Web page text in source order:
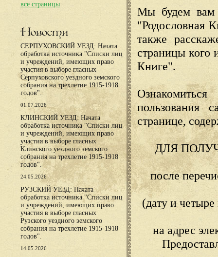
все страницы
Новости
СЕРПУХОВСКИЙ УЕЗД: Начата
обработка источника "Списки лиц
и учреждений, имеющих право
участия в выборе гласных
Серпуховского уездного земского
собрания на трехлетие 1915-1918
годов".
01.07.2026
КЛИНСКИЙ УЕЗД: Начата
обработка источника "Списки лиц
и учреждений, имеющих право
участия в выборе гласных
Клинского уездного земского
собрания на трехлетие 1915-1918
годов".
24.05.2026
РУЗСКИЙ УЕЗД: Начата
обработка источника "Списки лиц
и учреждений, имеющих право
участия в выборе гласных
Рузского уездного земского
собрания на трехлетие 1915-1918
годов".
14.05.2026
Мы будем вам
"Родословная
также
страницы кого
Книге".
пользования
странице,
ДЛЯ
после
(дату и
на адрес